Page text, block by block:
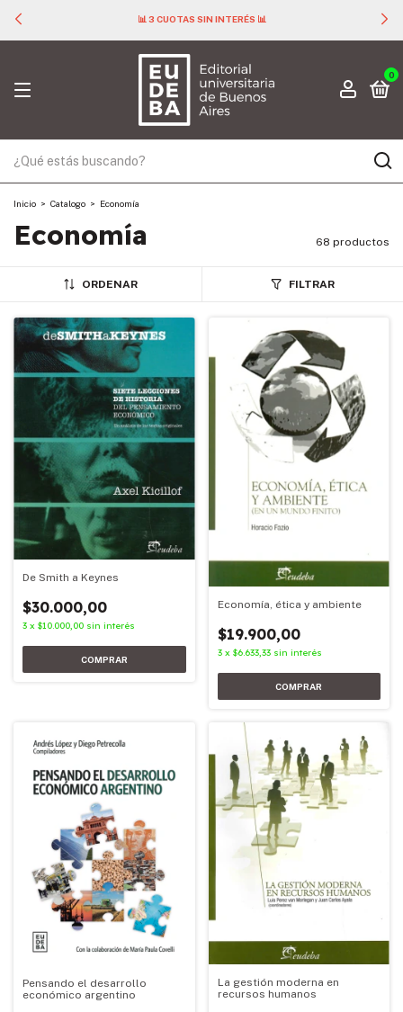
📊 3 CUOTAS SIN INTERÉS 📊
0
Inicio > Catalogo > Economía
Economía 68 productos
ORDENAR FILTRAR
De Smith a Keynes
$30.000,00
3 x $10.000,00 sin interés
Economía, ética y ambiente
$19.900,00
3 x $6.633,33 sin interés
Pensando el desarrollo
económico argentino
La gestión moderna en
recursos humanos